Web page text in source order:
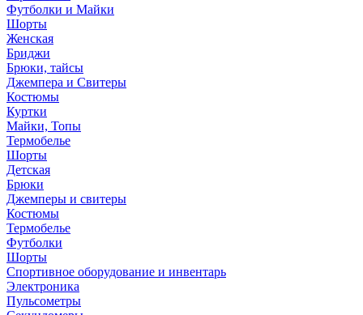
Футболки и Майки
Шорты
Женская
Бриджи
Брюки, тайсы
Джемпера и Свитеры
Костюмы
Куртки
Майки, Топы
Термобелье
Шорты
Детская
Брюки
Джемперы и свитеры
Костюмы
Термобелье
Футболки
Шорты
Спортивное оборудование и инвентарь
Электроника
Пульсометры